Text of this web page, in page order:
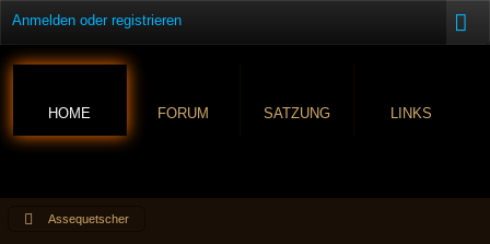
Anmelden oder registrieren
HOME FORUM SATZUNG LINKS
Assequetscher